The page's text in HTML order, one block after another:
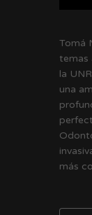
Tomá
temas
la
una
más